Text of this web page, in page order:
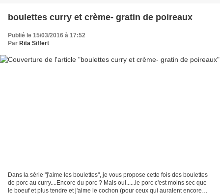
boulettes curry et crème- gratin de poireaux
Publié le 15/03/2016 à 17:52
Par Rita Siffert
Dans la série "j'aime les boulettes", je vous propose cette fois des boulettes
de porc au curry....Encore du porc ? Mais oui......le porc c'est moins sec que
le boeuf et plus tendre et j'aime le cochon (pour ceux qui auraient encore